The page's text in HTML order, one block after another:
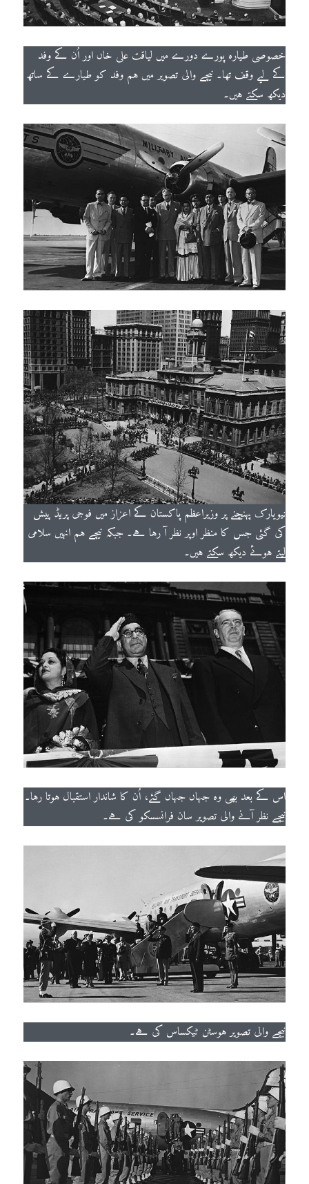
خصوصی طیارہ پورے دورے میں لیاقت علی خاں اور اُن کے وفد
کے لیے وقف تھا۔ نیچے والی تصویر میں ہم وفد کو طیارے کے ساتھ
دیکھ سکتے ہیں۔
نیویارک پہنچنے پر وزیراعظم پاکستان کے اعزاز میں فوجی پریڈ پیش
کی گئی جس کا منظر اوپر نظر آ رہا ہے۔ جبکہ نیچے ہم انہیں سلامی
لیتے ہوئے دیکھ سکتے ہیں۔
اس کے بعد بھی وہ جہاں جہاں گئے، اُن کا شاندار استقبال ہوتا رہا۔
نیچے نظر آنے والی تصویر سان فرانسسکو کی ہے۔
نیچے والی تصویر ہوسٹن ٹیکساس کی ہے۔